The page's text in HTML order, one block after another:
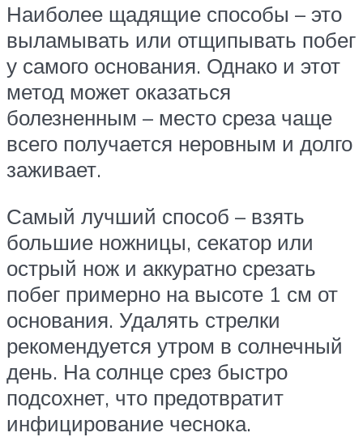
Наиболее щадящие способы – это
выламывать или отщипывать побег
у самого основания. Однако и этот
метод может оказаться
болезненным – место среза чаще
всего получается неровным и долго
заживает.
Самый лучший способ – взять
большие ножницы, секатор или
острый нож и аккуратно срезать
побег примерно на высоте 1 см от
основания. Удалять стрелки
рекомендуется утром в солнечный
день. На солнце срез быстро
подсохнет, что предотвратит
инфицирование чеснока.